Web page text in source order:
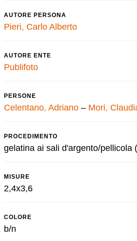
AUTORE PERSONA
Pieri, Carlo Alberto
AUTORE ENTE
Publifoto
PERSONE
Celentano, Adriano – Mori,
PROCEDIMENTO
gelatina ai sali d'argento/pellicola
MISURE
2,4x3,6
COLORE
b/n